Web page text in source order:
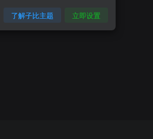
了解子比主题 立即设置